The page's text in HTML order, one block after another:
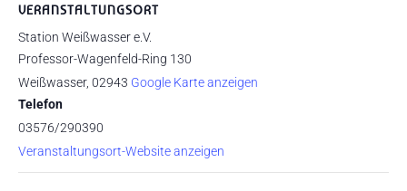
VERANSTALTUNGSORT
Station Weißwasser e.V.
Professor-Wagenfeld-Ring 130
Weißwasser, 02943 Google Karte anzeigen
Telefon
03576/290390
Veranstaltungsort-Website anzeigen